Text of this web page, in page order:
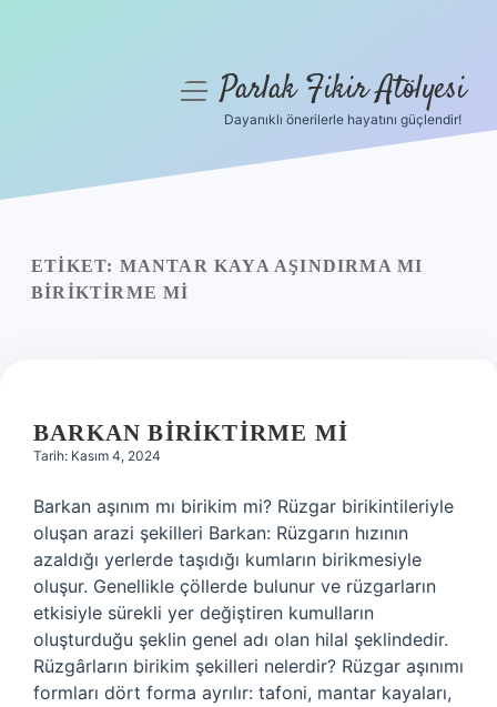
Yasal Uyarı
menüyüParlak Fikir Atölyesi
Dayanıklı önerilerle hayatını güçlendir!
ETIKET: MANTAR KAYA AŞINDIRMA MI
BIRIKTIRME MI
BARKAN BIRIKTIRME MI
Tarih: Kasım 4, 2024
Barkan aşınım mı birikim mi? Rüzgar birikintileriyle
oluşan arazi şekilleri Barkan: Rüzgarın hızının
azaldığı yerlerde taşıdığı kumların birikmesiyle
oluşur. Genellikle çöllerde bulunur ve rüzgarların
etkisiyle sürekli yer değiştiren kumulların
oluşturduğu şeklin genel adı olan hilal şeklindedir.
Rüzgârların birikim şekilleri nelerdir? Rüzgar aşınımı
formları dört forma ayrılır: tafoni, mantar kayaları,